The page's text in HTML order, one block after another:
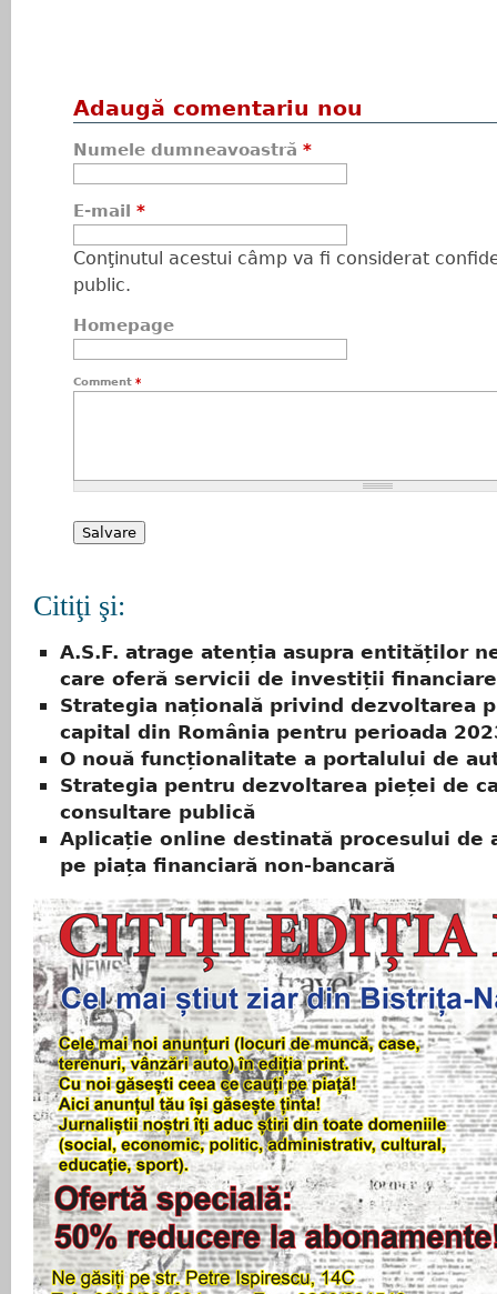
Adaugă comentariu nou
Numele dumneavoastră *
E-mail *
Conţinutul acestui câmp va fi considerat
public.
Homepage
Comment *
Citiţi şi:
A.S.F. atrage atenția asupra entităților
care oferă servicii de investiții financiare
Strategia națională privind dezvoltarea
capital din România pentru perioada
O nouă funcționalitate a portalului de
Strategia pentru dezvoltarea pieței de
consultare publică
Aplicație online destinată procesului de
pe piața financiară non-bancară